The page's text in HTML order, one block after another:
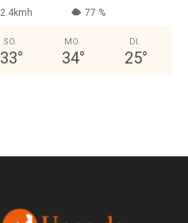
2.4kmh 77 %
SO.
33°
MO.
34°
DI.
25°